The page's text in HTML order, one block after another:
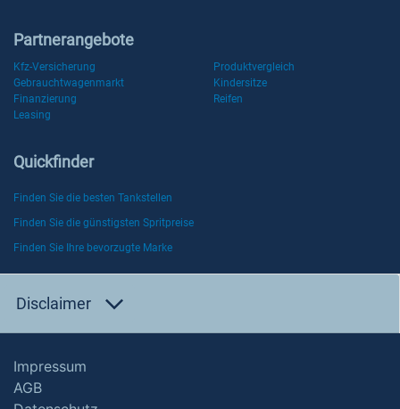
Partnerangebote
Kfz-Versicherung
Produktvergleich
Gebrauchtwagenmarkt
Kindersitze
Finanzierung
Reifen
Leasing
Quickfinder
Finden Sie die besten Tankstellen
Finden Sie die günstigsten Spritpreise
Finden Sie Ihre bevorzugte Marke
Disclaimer
Impressum
AGB